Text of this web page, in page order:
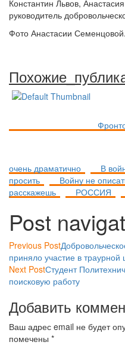
Константин Львов,
руководитель
Фото Анастасии Семенцовой.
очень драматично
В
просить
Войну не
расскажешь
РОССИЯ
Post
Previous Post
приняло участие в
Next PostСтудент
поисковую работу
Добавить
Ваш адрес email не будет
помечены *